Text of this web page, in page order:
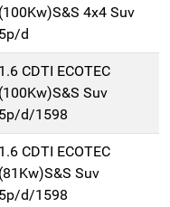
(100Kw)S&S 4x4 Suv
5p/d
1.6 CDTI ECOTEC
(100Kw)S&S Suv
5p/d/1598
1.6 CDTI ECOTEC
(81Kw)S&S Suv
5p/d/1598